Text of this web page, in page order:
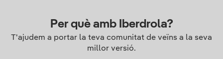
Per què amb Iberdrola?
T'ajudem a portar la teva comunitat de veïns a la seva
millor versió.